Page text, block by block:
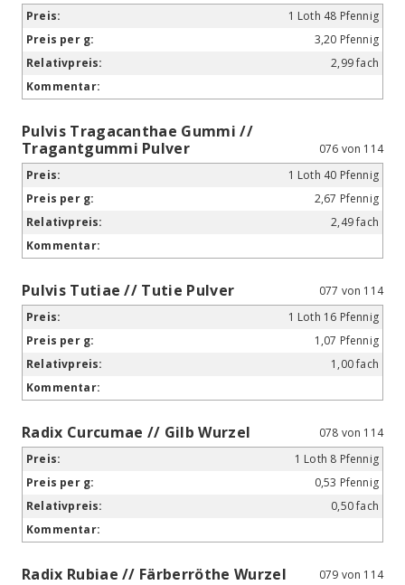
1 Loth 48 Pfennig
3,20 Pfennig
2,99 fach
Pulvis Tragacanthae Gummi //
Tragantgummi Pulver
076 von 114
1 Loth 40 Pfennig
2,67 Pfennig
2,49 fach
Pulvis Tutiae // Tutie Pulver
077 von 114
1 Loth 16 Pfennig
1,07 Pfennig
1,00 fach
Radix Curcumae // Gilb Wurzel
078 von 114
1 Loth 8 Pfennig
0,53 Pfennig
0,50 fach
Radix Rubiae // Färberröthe Wurzel
079 von 114